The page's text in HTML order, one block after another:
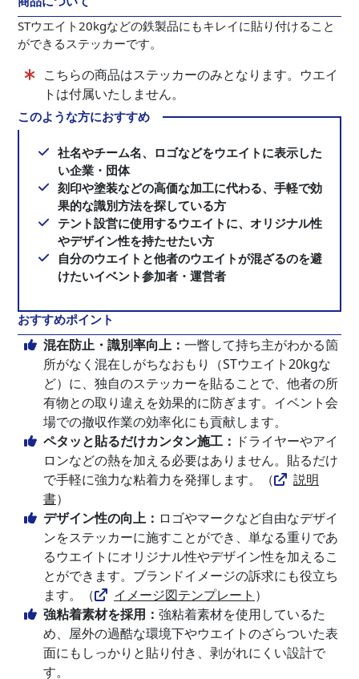
STウエイト20kgなどの鉄製品にもキレイに貼り付けること
ができるステッカーです。
こちらの商品はステッカーのみとなります。ウエイ
トは付属いたしません。
このような方におすすめ
社名やチーム名、ロゴなどをウエイトに表示した
い企業・団体
刻印や塗装などの高価な加工に代わる、手軽で効
果的な識別方法を探している方
テント設営に使用するウエイトに、オリジナル性
やデザイン性を持たせたい方
自分のウエイトと他者のウエイトが混ざるのを避
けたいイベント参加者・運営者
おすすめポイント
混在防止・識別率向上： 一瞥して持ち主がわかる箇
所がなく混在しがちなおもり（STウエイト20kgな
ど）に、独自のステッカーを貼ることで、他者の所
有物との取り違えを効果的に防ぎます。イベント会
場での撤収作業の効率化にも貢献します。
ペタッと貼るだけカンタン施工： ドライヤーやアイ
ロンなどの熱を加える必要はありません。貼るだけ
で手軽に強力な粘着力を発揮します。（
説明
書）
デザイン性の向上： ロゴやマークなど自由なデザイ
ンをステッカーに施すことができ、単なる重りであ
るウエイトにオリジナル性やデザイン性を加えるこ
とができます。ブランドイメージの訴求にも役立ち
ます。（
イメージ図テンプレート ）
強粘着素材を採用： 強粘着素材を使用しているた
め、屋外の過酷な環境下やウエイトのざらついた表
面にもしっかりと貼り付き、剥がれにくい設計で
す。